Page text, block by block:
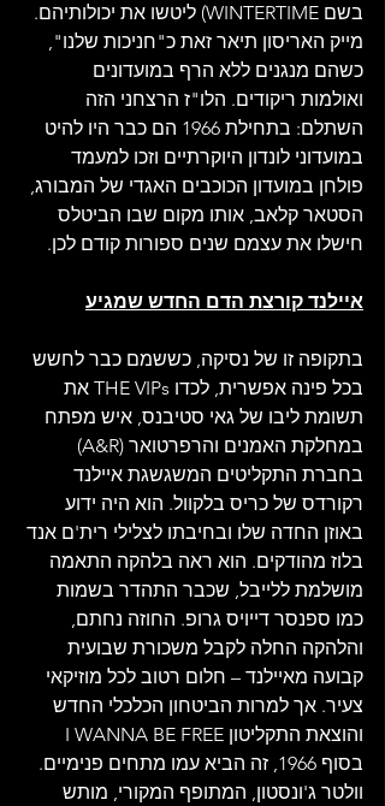
בשם WINTERTIME) ליטשו את יכולותיהם.
מייק האריסון תיאר זאת כ"חניכות שלנו",
כשהם מנגנים ללא הרף במועדונים
ואולמות ריקודים. הלו"ז הרצחני הזה
השתלם: בתחילת 1966 הם כבר היו להיט
במועדוני לונדון היוקרתיים וזכו למעמד
פולחן במועדון הכוכבים האגדי של המבורג,
הסטאר קלאב, אותו מקום שבו הביטלס
חישלו את עצמם שנים ספורות קודם לכן.
איילנד קורצת הדם החדש שמגיע
בתקופה זו של נסיקה, כששמם כבר לחשש
בכל פינה אפשרית, לכדו THE VIPs את
תשומת ליבו של גאי סטיבנס, איש מפתח
במחלקת האמנים והרפרטואר (A&R)
בחברת התקליטים המשגשגת איילנד
רקורדס של כריס בלקוול. הוא היה ידוע
באוזן החדה שלו ובחיבתו לצלילי רית'ם אנד
בלוז מהודקים. הוא ראה בלהקה התאמה
מושלמת ללייבל, שכבר התהדר בשמות
כמו ספנסר דייויס גרופ. החוזה נחתם,
והלהקה החלה לקבל משכורת שבועית
קבועה מאיילנד – חלום רטוב לכל מוזיקאי
צעיר. אך למרות הביטחון הכלכלי החדש
בסוף 1966, זה הביא עמו מתחים פנימיים.
וולטר ג'ונסטון, המתופף המקורי, מותש